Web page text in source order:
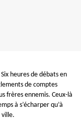
heures de débats en
de comptes
frères ennemis. Ceux-là
à s’écharper qu’à
ville.